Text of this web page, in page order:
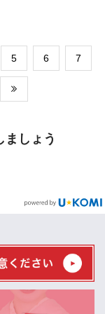
​5 ​6 ​7
ましょう